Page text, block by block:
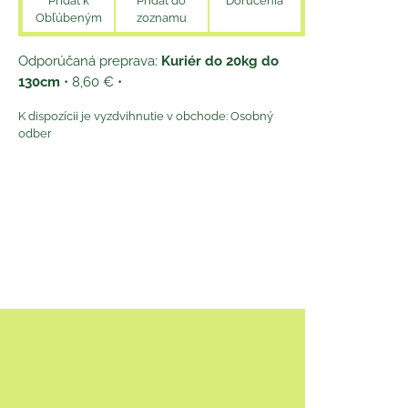
Obľúbeným
zoznamu
Kuriér do 20kg do
130cm • 8,60 € •
Osobný
odber